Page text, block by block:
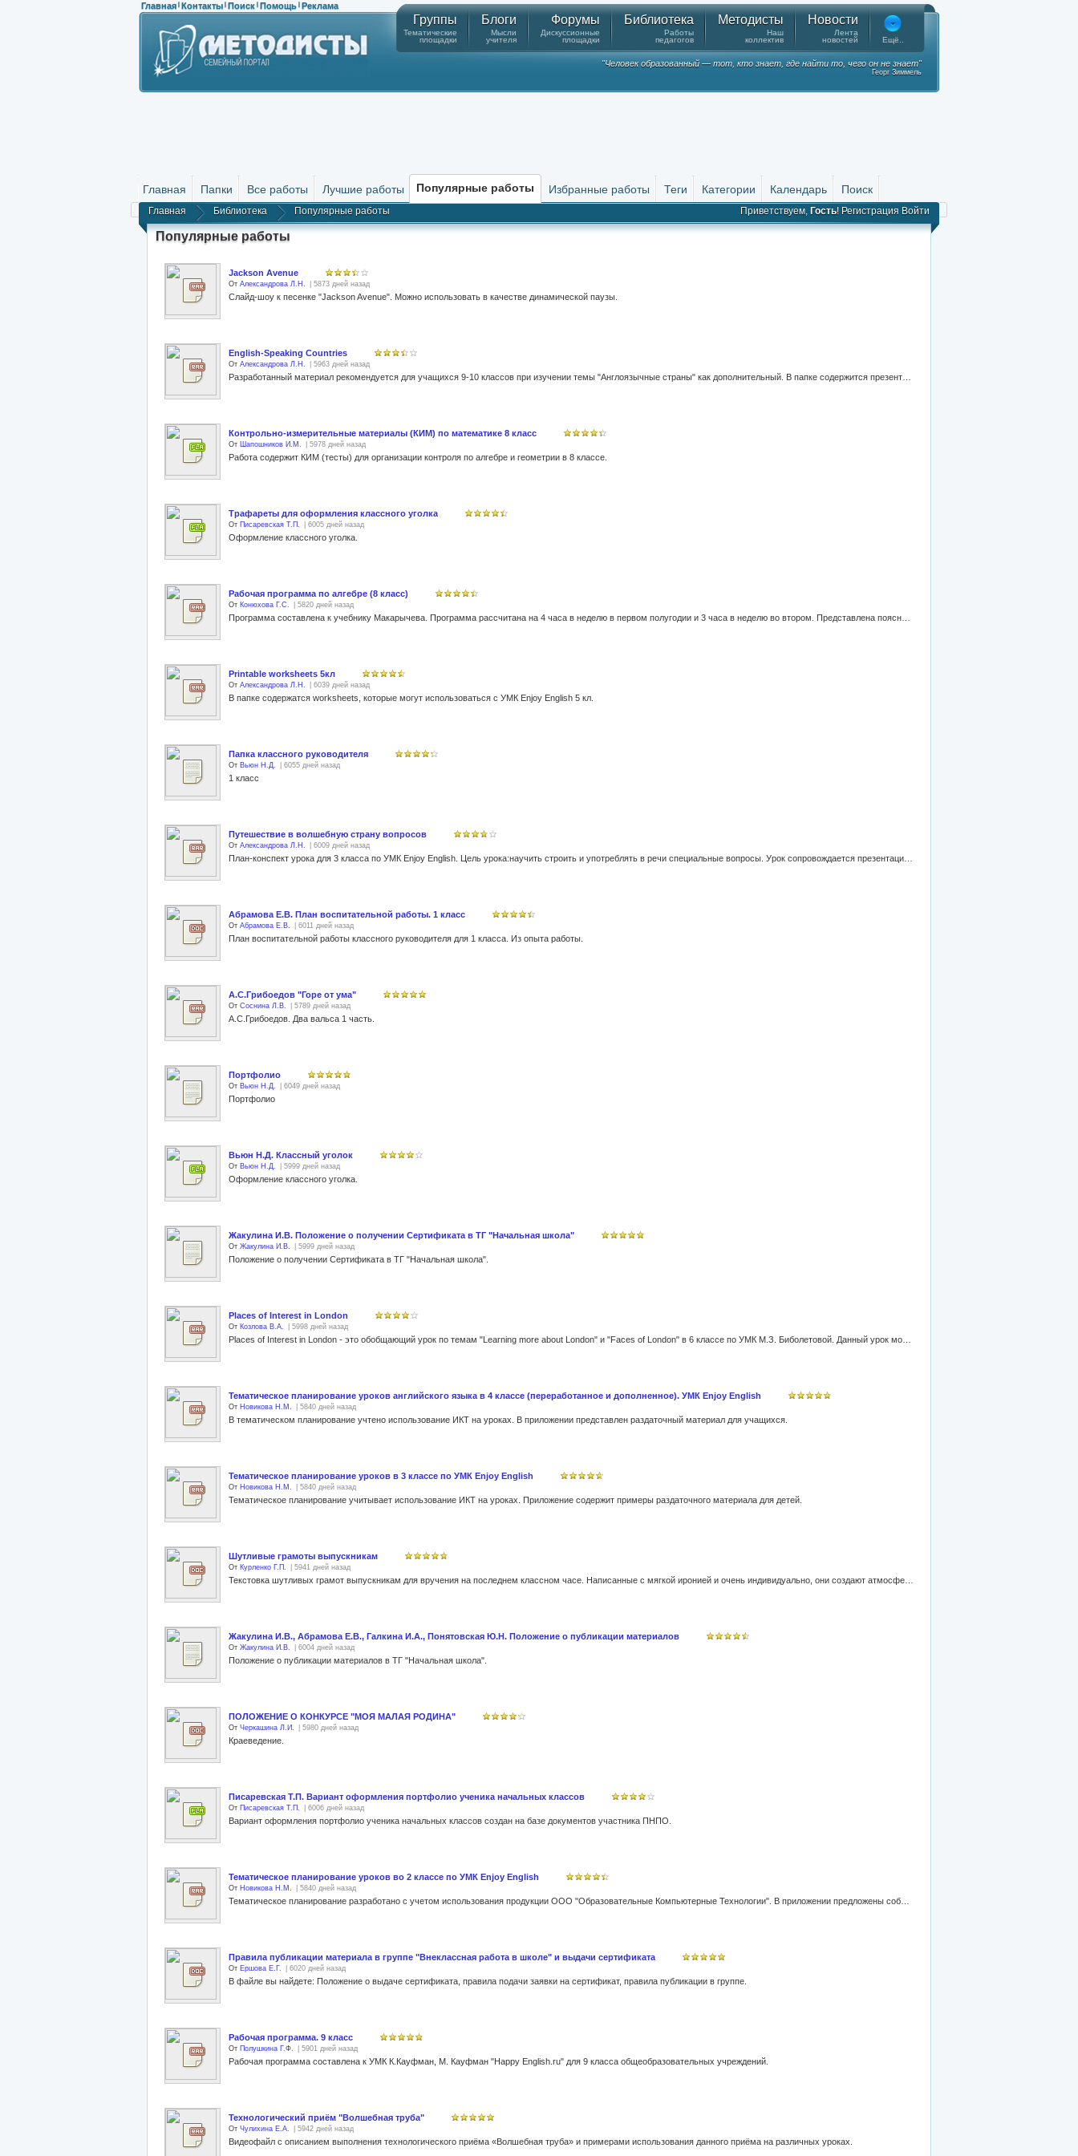
Главная | Контакты | Поиск | Помощь | Реклама
Группы
Тематические
площадки
Блоги
Мысли
учителя
Форумы
Дискуссионные
площадки
Библиотека
Работы
педагогов
Методисты
Наш
коллектив
Новости
Лента
новостей
Ещё..
"Человек образованный — тот, кто знает, где найти то, чего он не знает"
Георг Зиммель
Главная Папки Все работы Лучшие работы Популярные работы Избранные работы Теги Категории Календарь Поиск
Главная Библиотека Популярные работы Приветствуем, Гость! Регистрация Войти
Популярные работы
Jackson Avenue
От Александрова Л.Н. | 5873 дней назад
Слайд-шоу к песенке "Jackson Avenue". Можно использовать в качестве динамической паузы.
English-Speaking Countries
От Александрова Л.Н. | 5963 дней назад
Контрольно-измерительные материалы (КИМ) по математике 8 класс
От Шапошников И.М. | 5978 дней назад
Работа содержит КИМ (тесты) для организации контроля по алгебре и геометрии в 8 классе.
Трафареты для оформления классного уголка
От Писаревская Т.П. | 6005 дней назад
Оформление классного уголка.
Рабочая программа по алгебре (8 класс)
От Конюхова Г.С. | 5820 дней назад
Printable worksheets 5кл
От Александрова Л.Н. | 6039 дней назад
В папке содержатся worksheets, которые могут использоваться с УМК Enjoy English 5 кл.
Папка классного руководителя
От Вьюн Н.Д. | 6055 дней назад
1 класс
Путешествие в волшебную страну вопросов
От Александрова Л.Н. | 6009 дней назад
Абрамова Е.В. План воспитательной работы. 1 класс
От Абрамова Е.В. | 6011 дней назад
План воспитательной работы классного руководителя для 1 класса. Из опыта работы.
А.С.Грибоедов "Горе от ума"
От Соснина Л.В. | 5789 дней назад
А.С.Грибоедов. Два вальса 1 часть.
Портфолио
От Вьюн Н.Д. | 6049 дней назад
Портфолио
Вьюн Н.Д. Классный уголок
От Вьюн Н.Д. | 5999 дней назад
Оформление классного уголка.
Жакулина И.В. Положение о получении Сертификата в ТГ "Начальная школа"
От Жакулина И.В. | 5999 дней назад
Положение о получении Сертификата в ТГ "Начальная школа".
Places of Interest in London
От Козлова В.А. | 5998 дней назад
Тематическое планирование уроков английского языка в 4 классе (переработанное и дополненное). УМК Enjoy English
От Новикова Н.М. | 5840 дней назад
В тематическом планирование учтено использование ИКТ на уроках. В приложении представлен раздаточный материал для учащихся.
Тематическое планирование уроков в 3 классе по УМК Enjoy English
От Новикова Н.М. | 5840 дней назад
Тематическое планирование учитывает использование ИКТ на уроках. Приложение содержит примеры раздаточного материала для детей.
Шутливые грамоты выпускникам
От Курленко Г.П. | 5941 дней назад
Жакулина И.В., Абрамова Е.В., Галкина И.А., Понятовская Ю.Н. Положение о публикации материалов
От Жакулина И.В. | 6004 дней назад
Положение о публикации материалов в ТГ "Начальная школа".
ПОЛОЖЕНИЕ О КОНКУРСЕ "МОЯ МАЛАЯ РОДИНА"
От Черкашина Л.И. | 5980 дней назад
Краеведение.
Писаревская Т.П. Вариант оформления портфолио ученика начальных классов
От Писаревская Т.П. | 6006 дней назад
Вариант оформления портфолио ученика начальных классов создан на базе документов участника ПНПО.
Тематическое планирование уроков во 2 классе по УМК Enjoy English
От Новикова Н.М. | 5840 дней назад
Правила публикации материала в группе "Внеклассная работа в школе" и выдачи сертификата
От Ершова Е.Г. | 6020 дней назад
В файле вы найдете: Положение о выдаче сертификата, правила подачи заявки на сертификат, правила публикации в группе.
Рабочая программа. 9 класс
От Полушкина Г.Ф. | 5901 дней назад
Рабочая программа составлена к УМК К.Кауфман, М. Кауфман "Happy English.ru" для 9 класса общеобразовательных учреждений.
Технологический приём "Волшебная труба"
От Чулихина Е.А. | 5942 дней назад
Видеофайл с описанием выполнения технологического приёма «Волшебная труба» и примерами использования данного приёма на различных уроках.